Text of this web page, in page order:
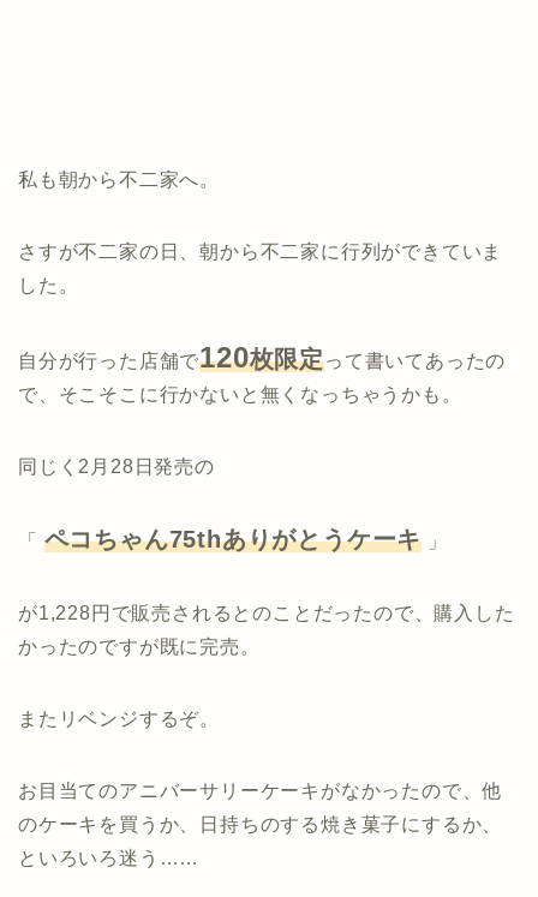
私も朝から不二家へ。
さすが不二家の日、朝から不二家に行列ができていま
した。
自分が行った店舗で120枚限定って書いてあったの
で、そこそこに行かないと無くなっちゃうかも。
同じく2月28日発売の
「 ペコちゃん75thありがとうケーキ 」
が1,228円で販売されるとのことだったので、購入した
かったのですが既に完売。
またリベンジするぞ。
お目当てのアニバーサリーケーキがなかったので、他
のケーキを買うか、日持ちのする焼き菓子にするか、
といろいろ迷う……